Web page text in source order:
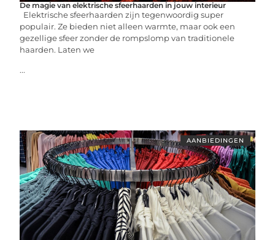
De magie van elektrische sfeerhaarden in jouw interieur
Elektrische sfeerhaarden zijn tegenwoordig super
populair. Ze bieden niet alleen warmte, maar ook een
gezellige sfeer zonder de rompslomp van traditionele
haarden. Laten we
...
AANBIEDINGEN